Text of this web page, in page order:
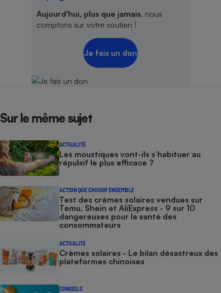
Aujourd'hui, plus que jamais, nous
comptons sur votre soutien !
Je fais un don
Sur le même sujet
ACTUALITÉ
Les moustiques vont-ils s’habituer au
répulsif le plus efficace ?
ACTION QUE CHOISIR ENSEMBLE
Test des crèmes solaires vendues sur
Temu, Shein et AliExpress - 9 sur 10
dangereuses pour la santé des
consommateurs
ACTUALITÉ
Crèmes solaires - Le bilan désastreux des
plateformes chinoises
CONSEILS